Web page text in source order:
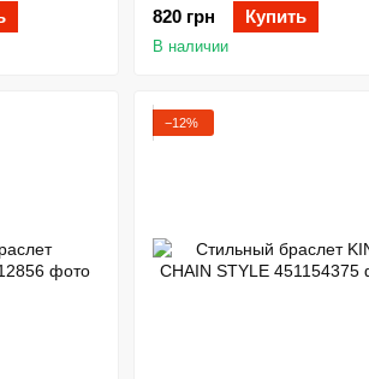
820 грн Купить
В наличии
−12%